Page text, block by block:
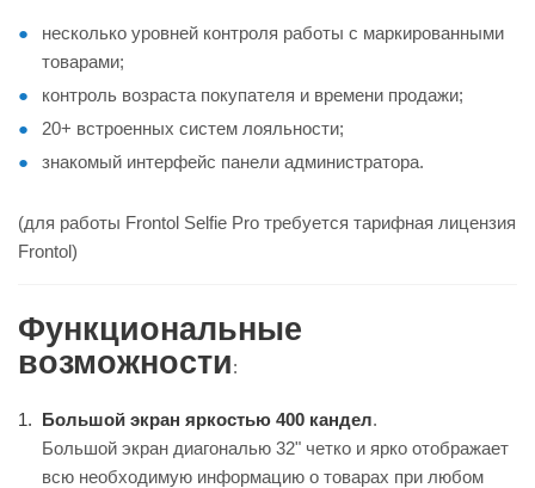
несколько уровней контроля работы с маркированными
товарами;
контроль возраста покупателя и времени продажи;
20+ встроенных систем лояльности;
знакомый интерфейс панели администратора.
(для работы Frontol Selfie Pro требуется тарифная лицензия
Frontol)
Функциональные
возможности:
Большой экран яркостью 400 кандел.
Большой экран диагональю 32" четко и ярко отображает
всю необходимую информацию о товарах при любом